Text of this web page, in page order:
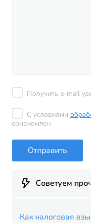
Получить e-mail
С условиями
ознакомлен
Отправить
Советуем
Как налоговая